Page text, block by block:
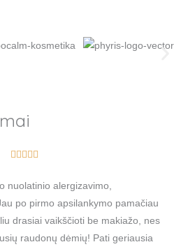
    
t
e
d
5
nuolatinio alergizavimo,
po pirmo apsilankymo pamačiau
drasiai vaikščioti be makiažo, nes
raudonų dėmių! Pati geriausia